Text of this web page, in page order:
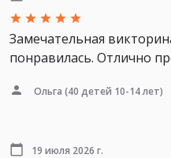
Замечательная
понравилась. Отлично
Ольга (40 детей 10-14 лет)
19 июля 2026 г.